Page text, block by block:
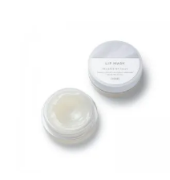
その液晶画面が発するブルーライト
を浴び続けると、目元周りには青ク
マ・くすみ・乾燥が……。そこでデ
ジタルダメージの根本原因に着目
し、目元スッキリ(*4)・くすみケ
ア・ハイライト効果と、1本で3つの
機能を兼ね備えた目元用美容液を開